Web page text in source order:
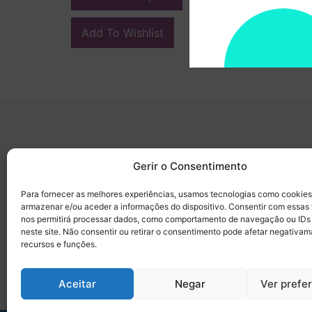
Gerir o Consentimento
Para fornecer as melhores experiências, usamos tecnologias como
armazenar e/ou aceder a informações do dispositivo. Consentir com
nos permitirá processar dados, como comportamento de navegação ou
neste site. Não consentir ou retirar o consentimento pode afetar
recursos e funções.
Aceitar Negar Ver
Add To Wishlist
Medicamark
Contactos
Termos e condições
Política de Privacidade
Categorias
Dentisteria
Descartáveis/Não
Luvas